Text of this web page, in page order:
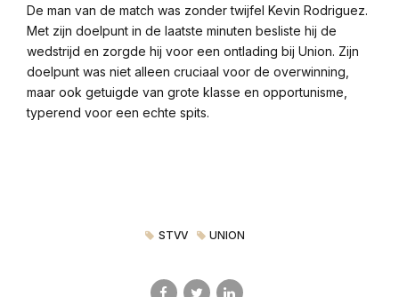
De man van de match was zonder twijfel Kevin Rodriguez.
Met zijn doelpunt in de laatste minuten besliste hij de
wedstrijd en zorgde hij voor een ontlading bij Union. Zijn
doelpunt was niet alleen cruciaal voor de overwinning,
maar ook getuigde van grote klasse en opportunisme,
typerend voor een echte spits.
STVV UNION